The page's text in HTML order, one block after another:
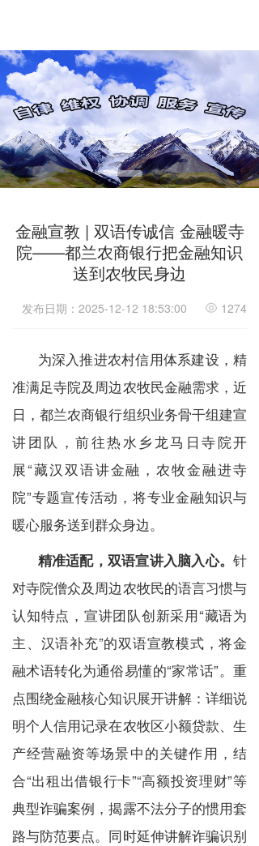
金融宣教 | 双语传诚信 金融暖寺
院——都兰农商银行把金融知识
送到农牧民身边
发布日期：2025-12-12 18:53:00 1274
为深入推进农村信用体系建设，精
准满足寺院及周边农牧民金融需求，近
日，都兰农商银行组织业务骨干组建宣
讲团队，前往热水乡龙马日寺院开
展“藏汉双语讲金融，农牧金融进寺
院”专题宣传活动，将专业金融知识与
暖心服务送到群众身边。
精准适配，双语宣讲入脑入心。 针
对寺院僧众及周边农牧民的语言习惯与
认知特点，宣讲团队创新采用“藏语为
主、汉语补充”的双语宣教模式，将金
融术语转化为通俗易懂的“家常话”。重
点围绕金融核心知识展开讲解：详细说
明个人信用记录在农牧区小额贷款、生
产经营融资等场景中的关键作用，结
合“出租出借银行卡”“高额投资理财”等
典型诈骗案例，揭露不法分子的惯用套
路与防范要点。同时延伸讲解诈骗识别